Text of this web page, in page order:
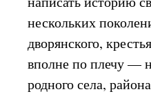
нескольких
дворянского,
вполне по плечу —
родного села,